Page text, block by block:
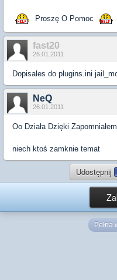
Proszę O Pomoc
fast20
26.01.2011
Dopisales do plugins.ini
NeQ
26.01.2011
Oo Działa Dzięki
niech ktoś zamknie temat
Udostępnij
Pełna